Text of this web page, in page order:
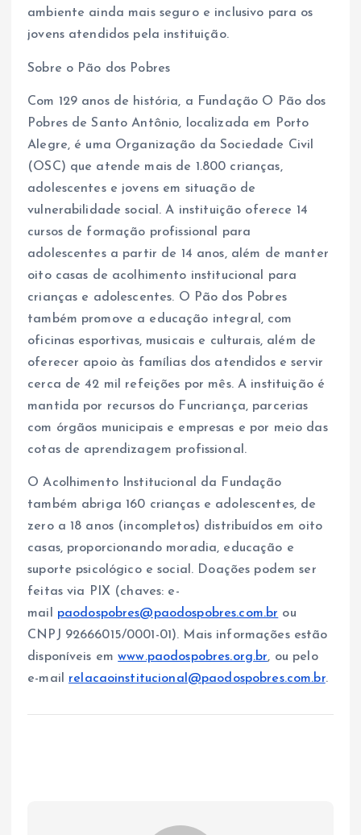
ambiente ainda mais seguro e inclusivo para os
jovens atendidos pela instituição.
Sobre o Pão dos Pobres
Com 129 anos de história, a Fundação O Pão dos
Pobres de Santo Antônio, localizada em Porto
Alegre, é uma Organização da Sociedade Civil
(OSC) que atende mais de 1.800 crianças,
adolescentes e jovens em situação de
vulnerabilidade social. A instituição oferece 14
cursos de formação profissional para
adolescentes a partir de 14 anos, além de manter
oito casas de acolhimento institucional para
crianças e adolescentes. O Pão dos Pobres
também promove a educação integral, com
oficinas esportivas, musicais e culturais, além de
oferecer apoio às famílias dos atendidos e servir
cerca de 42 mil refeições por mês. A instituição é
mantida por recursos do Funcriança, parcerias
com órgãos municipais e empresas e por meio das
cotas de aprendizagem profissional.
O Acolhimento Institucional da Fundação
também abriga 160 crianças e adolescentes, de
zero a 18 anos (incompletos) distribuídos em oito
casas, proporcionando moradia, educação e
suporte psicológico e social. Doações podem ser
feitas via PIX (chaves: e-
mail paodospobres@paodospobres.com.br ou
CNPJ 92666015/0001-01). Mais informações estão
disponíveis emwww.paodospobres.org.br, ou pelo
e-mail relacaoinstitucional@paodospobres.com.br.